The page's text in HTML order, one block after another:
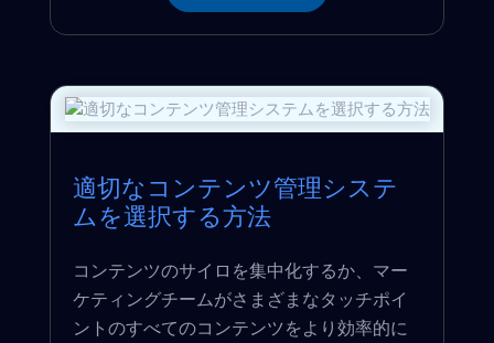
適切なコンテンツ管理システ
ムを選択する方法
コンテンツのサイロを集中化するか、マー
ケティングチームがさまざまなタッチポイ
ントのすべてのコンテンツをより効率的に